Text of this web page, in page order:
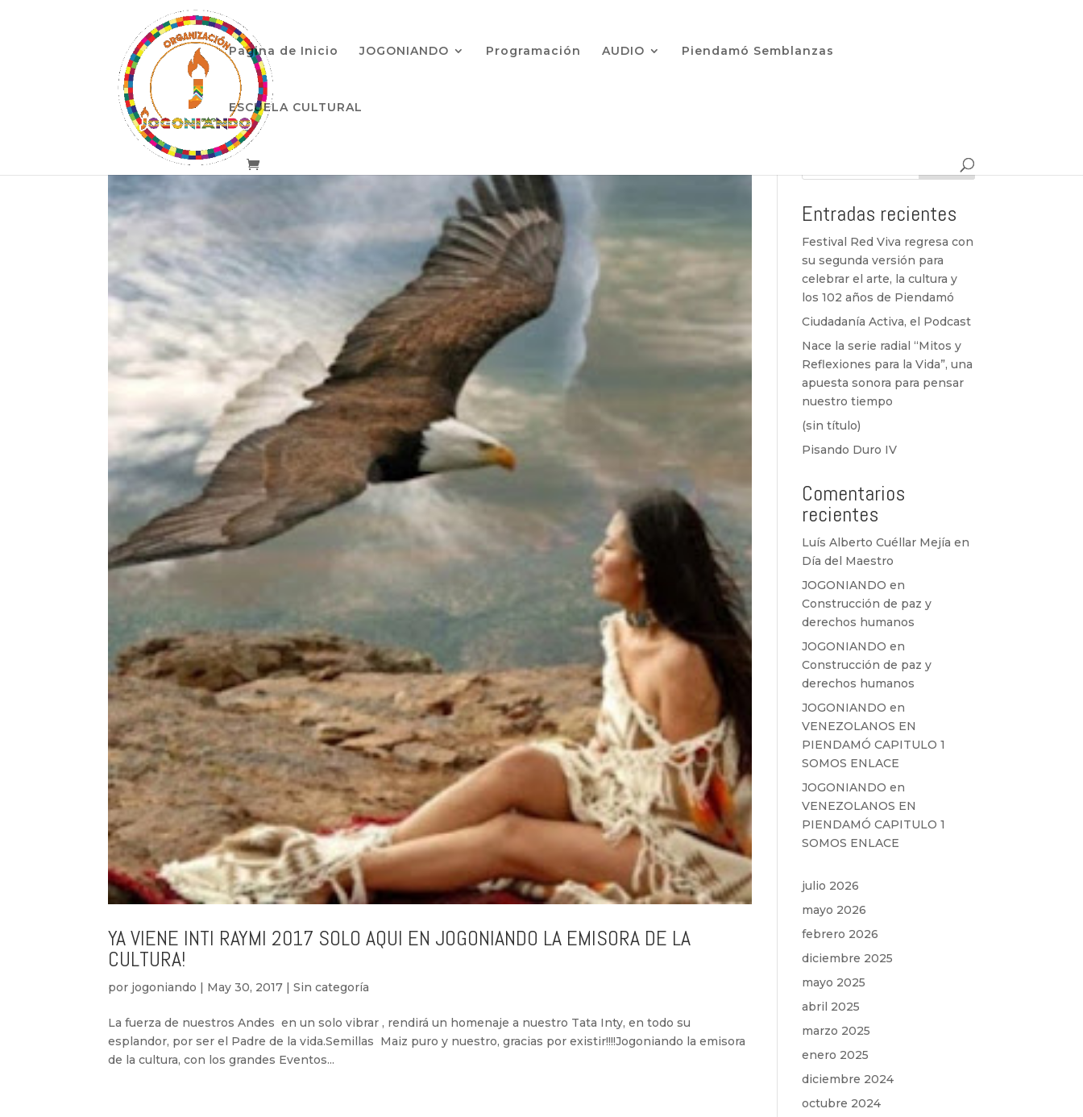
Pagina de Inicio JOGONIANDO Programación AUDIO Piendamó Semblanzas
ESCUELA CULTURAL
YA VIENE INTI RAYMI 2017 SOLO AQUI EN JOGONIANDO LA EMISORA DE LA
CULTURA!
por jogoniando | May 30, 2017 |Sin categoría
La fuerza de nuestros Andes en un solo vibrar , rendirá un homenaje a nuestro Tata Inty, en todo su
esplandor, por ser el Padre de la vida.Semillas Maiz puro y nuestro, gracias por existir!!!!Jogoniando la emisora
de la cultura, con los grandes Eventos...
Buscar
Entradas recientes
Festival Red Viva regresa con
su segunda versión para
celebrar el arte, la cultura y
los 102 años de Piendamó
Ciudadanía Activa, el Podcast
Nace la serie radial “Mitos y
Reflexiones para la Vida”, una
apuesta sonora para pensar
nuestro tiempo
(sin título)
Pisando Duro IV
Comentarios
recientes
Luís Alberto Cuéllar Mejía en
Día del Maestro
JOGONIANDO en
Construcción de paz y
derechos humanos
JOGONIANDO en
Construcción de paz y
derechos humanos
JOGONIANDO en
VENEZOLANOS EN
PIENDAMÓ CAPITULO 1
SOMOS ENLACE
JOGONIANDO en
VENEZOLANOS EN
PIENDAMÓ CAPITULO 1
SOMOS ENLACE
julio 2026
mayo 2026
febrero 2026
diciembre 2025
mayo 2025
abril 2025
marzo 2025
enero 2025
diciembre 2024
octubre 2024